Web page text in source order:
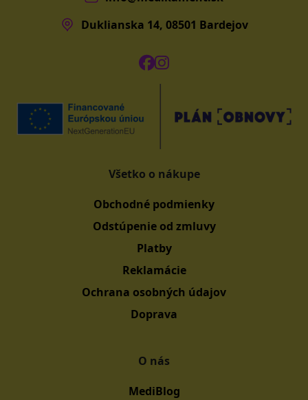
Duklianska 14, 08501 Bardejov
Všetko o nákupe
Obchodné podmienky
Odstúpenie od zmluvy
Platby
Reklamácie
Ochrana osobných údajov
Doprava
O nás
MediBlog